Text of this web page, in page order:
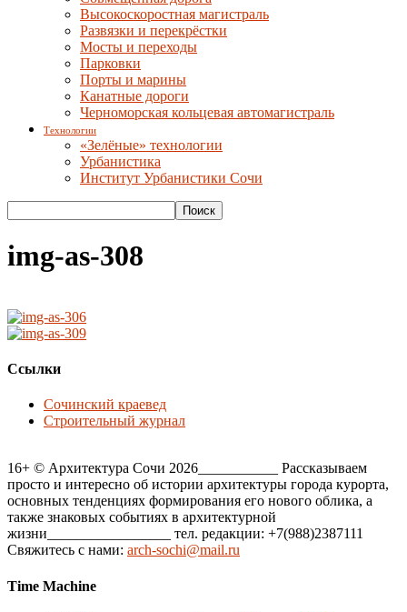
Высокоскоростная магистраль
Развязки и перекрёстки
Мосты и переходы
Парковки
Порты и марины
Канатные дороги
Черноморская кольцевая автомагистраль
Технологии
«Зелёные» технологии
Урбанистика
Институт Урбанистики Сочи
img-as-308
Ссылки
Сочинский краевед
Строительный журнал
16+ © Архитектура Сочи 2026___________ Рассказываем
просто и интересно об истории архитектуры города курорта,
основных тенденциях формирования его нового облика, а
также знаковых событиях в архитектурной
жизни_________________ тел. редакции: +7(988)2387111
Свяжитесь с нами: arch-sochi@mail.ru
Time Machine